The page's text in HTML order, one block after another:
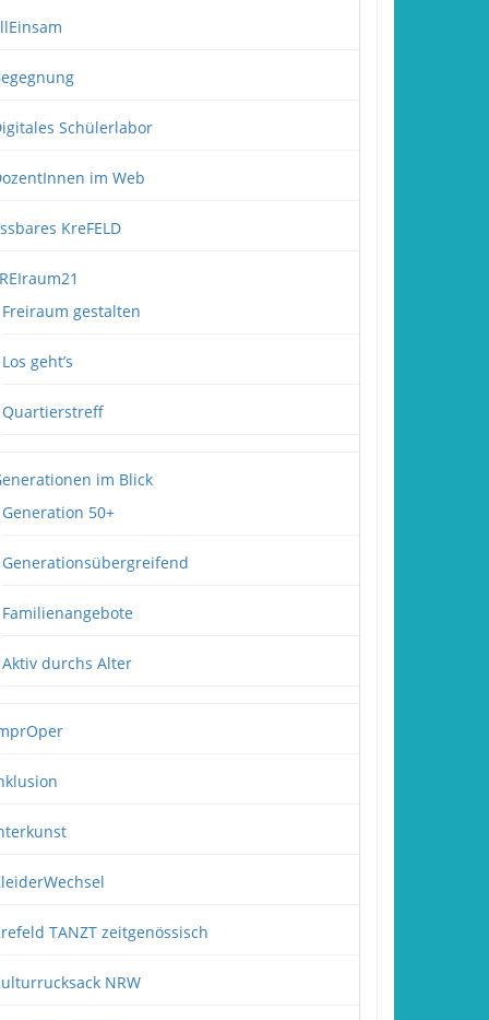
Schülerlabor
im Web
KreFELD
Freiraum gestalten
Los geht’s
Quartierstreff
im Blick
Generation 50+
Generationsübergreifend
Familienangebote
Aktiv durchs Alter
TANZT zeitgenössisch
NRW